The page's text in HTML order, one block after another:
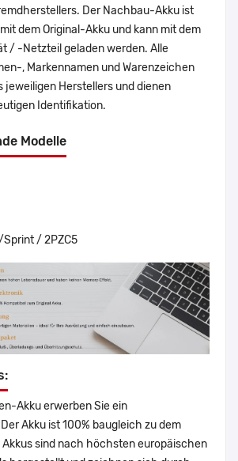
Der Nachbau-Akku ist
dem Original-Akku und kann mit dem
/ -Netzteil geladen werden. Alle
, Markennamen und Warenzeichen
jeweiligen Herstellers und dienen
Identifikation.
Modelle
Sprint / 2PZC5
Akku erwerben Sie ein
Akku ist 100% baugleich zu dem
Akkus sind nach höchsten europäischen